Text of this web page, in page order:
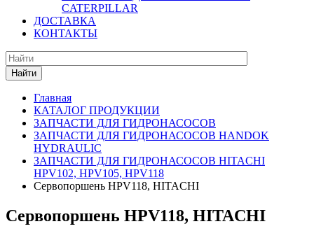
CATERPILLAR
ДОСТАВКА
КОНТАКТЫ
Найти
Главная
КАТАЛОГ ПРОДУКЦИИ
ЗАПЧАСТИ ДЛЯ ГИДРОНАСОСОВ
ЗАПЧАСТИ ДЛЯ ГИДРОНАСОСОВ HANDOK
HYDRAULIC
ЗАПЧАСТИ ДЛЯ ГИДРОНАСОСОВ HITACHI
HPV102, HPV105, HPV118
Сервопоршень HPV118, HITACHI
Сервопоршень HPV118, HITACHI